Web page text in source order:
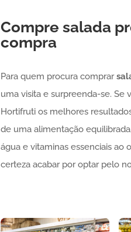
Compre salada
compra
Para quem procura comprar
uma visita e surpreenda-se.
Hortifruti os melhores
de uma alimentação
água e vitaminas essenciais ao
certeza acabar por optar pelo